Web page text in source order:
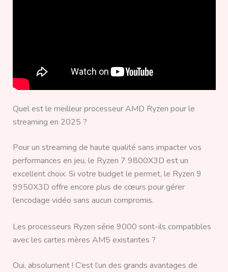
Quel est le meilleur processeur AMD Ryzen pour le
streaming en 2025 ?
Pour un streaming de haute qualité sans impacter vos
performances en jeu, le Ryzen 7 9800X3D est un
excellent choix. Si votre budget le permet, le Ryzen 9
9950X3D offre encore plus de cœurs pour gérer
l’encodage vidéo sans aucun compromis.
Les processeurs Ryzen série 9000 sont-ils compatibles
avec les cartes mères AM5 existantes ?
Oui, absolument ! C’est l’un des grands avantages de